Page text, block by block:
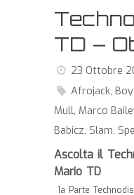
TD –
23 Ottobre
Afrojack,
Mull, Marco
Babicz, Slam,
Ascolta il
Mario TD
1a Parte